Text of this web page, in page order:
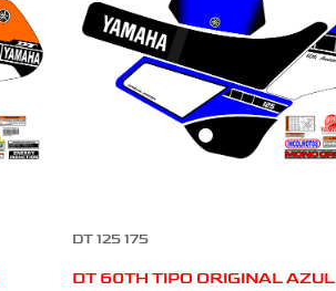
DT 125 175
DT 60TH TIPO ORIGINAL AZUL